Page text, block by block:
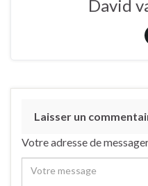
David
Laisser un
Votre adresse de